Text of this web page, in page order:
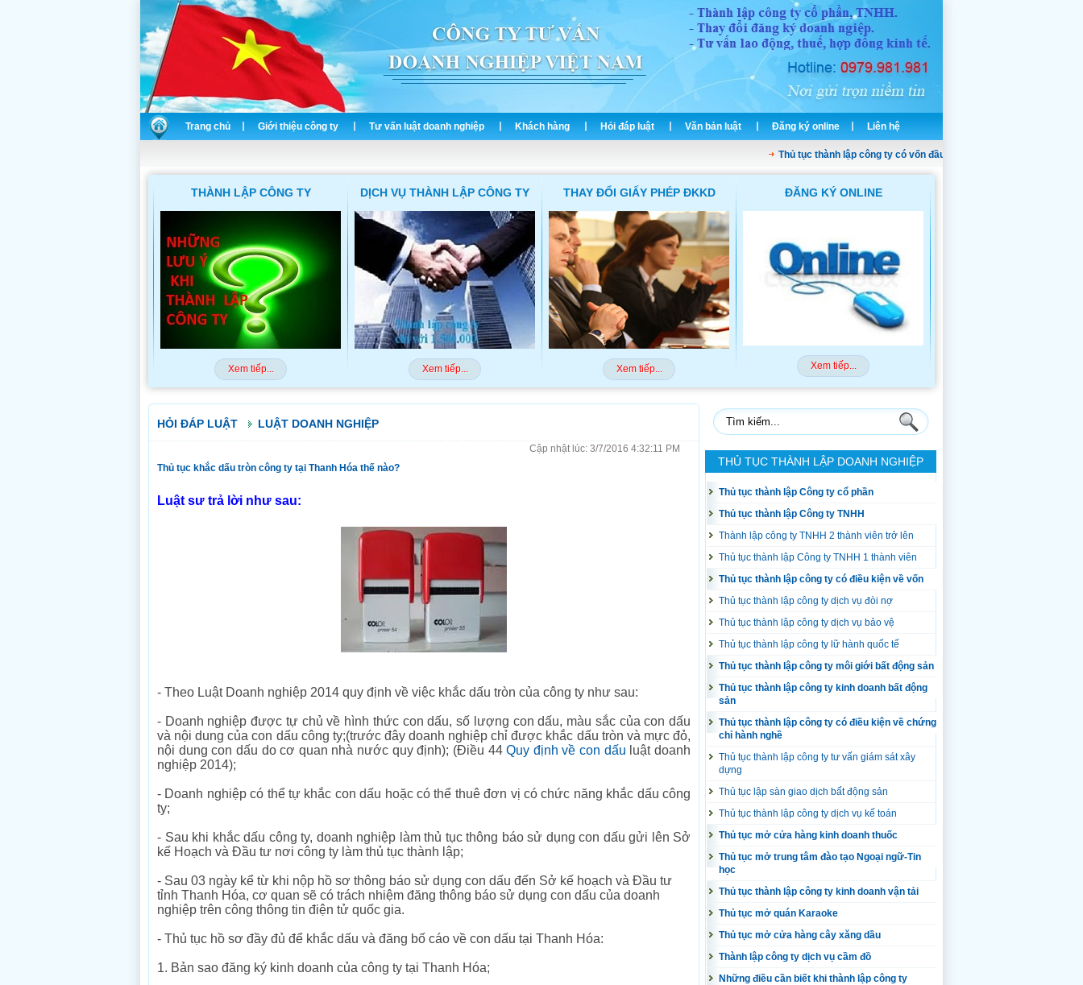
Trang chủ Giới thiệu công ty Tư vấn luật doanh nghiệp Khách hàng Hỏi đáp luật Văn bản luật Đăng ký online Liên hệ
Thủ tục thành lập công ty có vốn đầu tư nước ngoài
THÀNH LẬP CÔNG TY
Xem tiếp...
DỊCH VỤ THÀNH LẬP CÔNG TY
Xem tiếp...
THAY ĐỔI GIẤY PHÉP ĐKKD
Xem tiếp...
ĐĂNG KÝ ONLINE
Xem tiếp...
HỎI ĐÁP LUẬT LUẬT DOANH NGHIỆP
Cập nhật lúc: 3/7/2016 4:32:11 PM
Thủ tục khắc dấu tròn công ty tại Thanh Hóa thế nào?
Luật sư trả lời như sau:
- Theo Luật Doanh nghiệp 2014 quy định về việc khắc dấu tròn của công ty như sau:
- Doanh nghiệp được tự chủ về hình thức con dấu, số lượng con dấu, màu sắc của con dấu
và nội dung của con dấu công ty;(trước đây doanh nghiệp chỉ được khắc dấu tròn và mực đỏ,
nội dung con dấu do cơ quan nhà nước quy định); (Điều 44Quy định về con dấu luật doanh
nghiệp 2014);
- Doanh nghiệp có thể tự khắc con dấu hoặc có thể thuê đơn vị có chức năng khắc dấu công
ty;
- Sau khi khắc dấu công ty, doanh nghiệp làm thủ tục thông báo sử dụng con dấu gửi lên Sở
kế Hoạch và Đầu tư nơi công ty làm thủ tục thành lập;
- Sau 03 ngày kể từ khi nộp hồ sơ thông báo sử dụng con dấu đến Sở kế hoạch và Đầu tư
tỉnh Thanh Hóa, cơ quan sẽ có trách nhiệm đăng thông báo sử dụng con dấu của doanh
nghiệp trên công thông tin điện tử quốc gia.
- Thủ tục hồ sơ đầy đủ để khắc dấu và đăng bố cáo về con dấu tại Thanh Hóa:
1. Bản sao đăng ký kinh doanh của công ty tại Thanh Hóa;
THỦ TỤC THÀNH LẬP DOANH NGHIỆP
Thủ tục thành lập Công ty cổ phần
Thủ tục thành lập Công ty TNHH
Thành lập công ty TNHH 2 thành viên trở lên
Thủ tục thành lập Công ty TNHH 1 thành viên
Thủ tục thành lập công ty có điều kiện về vốn
Thủ tục thành lập công ty dịch vụ đòi nợ
Thủ tục thành lập công ty dịch vụ bảo vệ
Thủ tục thành lập công ty lữ hành quốc tế
Thủ tục thành lập công ty môi giới bất động sản
Thủ tục thành lập công ty kinh doanh bất động
sản
Thủ tục thành lập công ty có điều kiện về chứng
chỉ hành nghề
Thủ tục thành lập công ty tư vấn giám sát xây
dựng
Thủ tục lập sàn giao dịch bất động sản
Thủ tục thành lập công ty dịch vụ kế toán
Thủ tục mở cửa hàng kinh doanh thuốc
Thủ tục mở trung tâm đào tạo Ngoại ngữ-Tin
học
Thủ tục thành lập công ty kinh doanh vận tải
Thủ tục mở quán Karaoke
Thủ tục mở cửa hàng cây xăng dầu
Thành lập công ty dịch vụ cầm đồ
Những điều cần biết khi thành lập công ty